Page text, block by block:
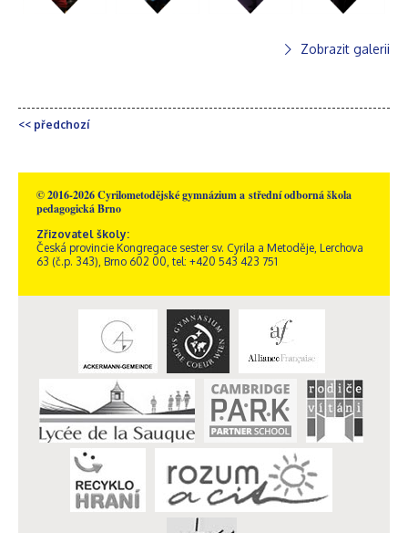
Zobrazit galerii
<< předchozí
© 2016-2026 Cyrilometodějské gymnázium a střední odborná škola
pedagogická Brno
Zřizovatel školy:
Česká provincie Kongregace sester sv. Cyrila a Metoděje, Lerchova
63 (č.p. 343), Brno 602 00, tel: +420 543 423 751